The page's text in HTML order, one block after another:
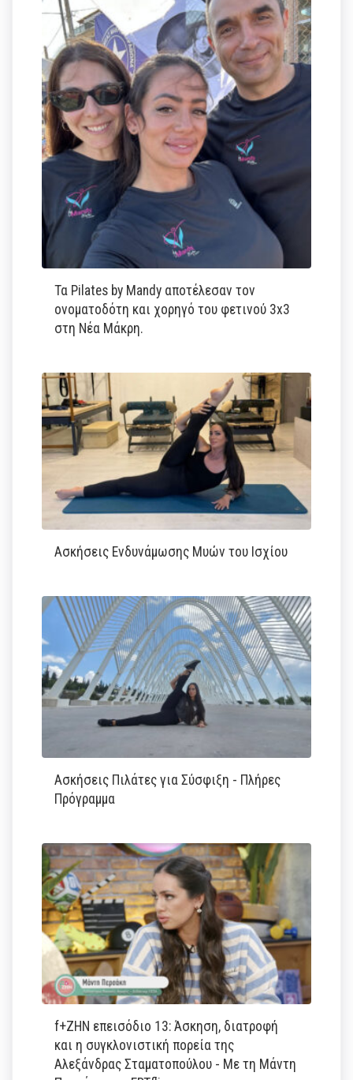
Τα Pilates by Mandy αποτέλεσαν τον
ονοματοδότη και χορηγό του φετινού 3x3
στη Νέα Μάκρη.
Ασκήσεις Ενδυνάμωσης Μυών του Ισχίου
Ασκήσεις Πιλάτες για Σύσφιξη - Πλήρες
Πρόγραμμα
f+ΖΗΝ επεισόδιο 13: Άσκηση, διατροφή
και η συγκλονιστική πορεία της
Αλεξάνδρας Σταματοπούλου - Με τη Μάντη